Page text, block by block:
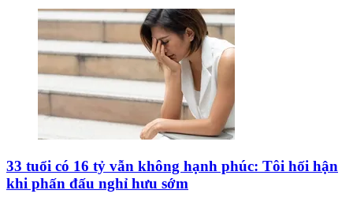
33 tuổi có 16 tỷ vẫn không hạnh phúc: Tôi hối hận
khi phấn đấu nghỉ hưu sớm